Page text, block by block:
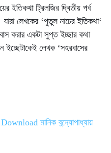
ইতিকথা ট্রিলজির দ্বিতীয় পর্ব
লেখকের ‘পুতুল নাচের ইতিকথা‘
করার একটা সুপ্ত ইচ্ছার কথা
লেখক ‘সহরবাসের